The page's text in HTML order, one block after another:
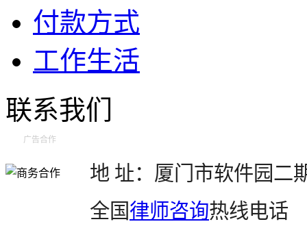
付款方式
工作生活
联系我们
广告合作
地 址：厦门市软件园二
全国 律师咨询热线电话